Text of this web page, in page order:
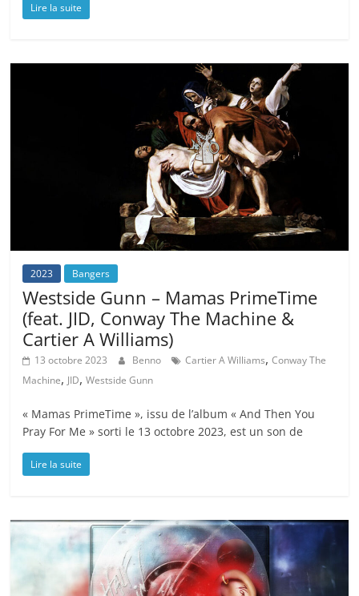
Lire la suite
2023 Bangers
Westside Gunn – Mamas PrimeTime
(feat. JID, Conway The Machine &
Cartier A Williams)
13 octobre 2023 Benno Cartier A Williams,Conway The
Machine, JID,Westside Gunn
« Mamas PrimeTime », issu de l’album « And Then You
Pray For Me » sorti le 13 octobre 2023, est un son de
Lire la suite